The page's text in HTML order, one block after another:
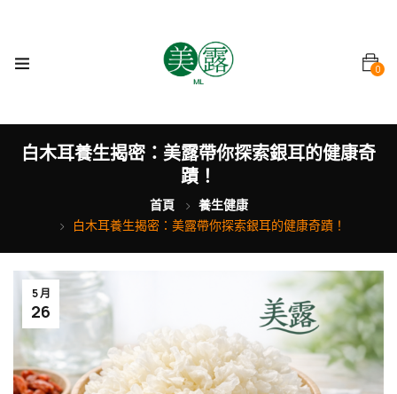
0
白木耳養生揭密：美露帶你探索銀耳的健康奇
蹟！
首頁
養生健康
白木耳養生揭密：美露帶你探索銀耳的健康奇蹟！
5 月
26